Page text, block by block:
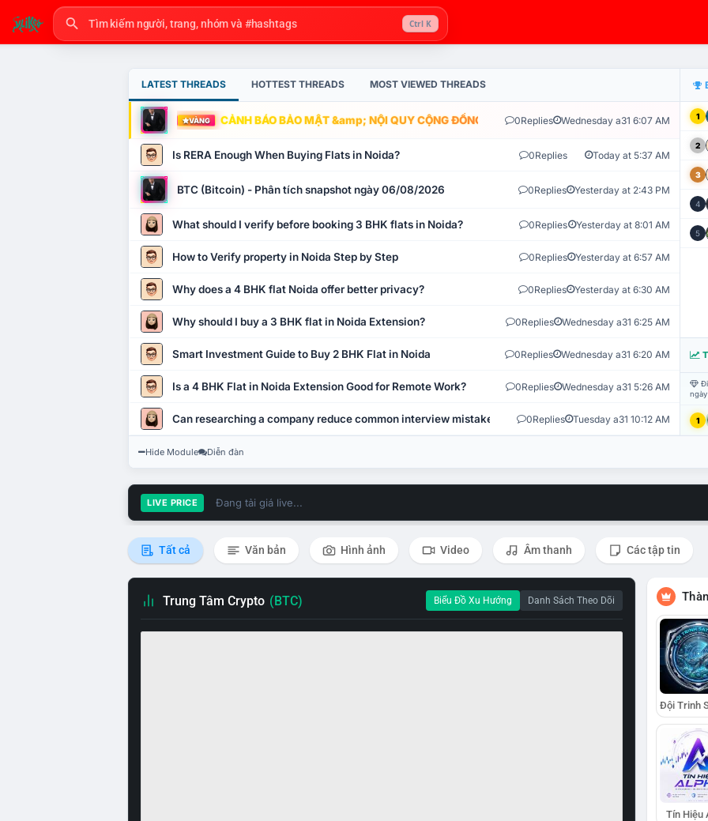
Ctrl K
LATEST THREADS HOTTEST THREADS MOST VIEWED THREADS
VÀNG CẢNH BÁO BẢO MẬT &amp; NỘI QUY CỘNG ĐỒNG VLIKE.VN: HỆ THỐNG GIÁM SÁT TỰ
0Replies Wednesday a31 6:07 AM
Is RERA Enough When Buying Flats in Noida? 0Replies Today at 5:37 AM
BTC (Bitcoin) - Phân tích snapshot ngày 06/08/2026 0Replies Yesterday at 2:43 PM
What should I verify before booking 3 BHK flats in Noida? 0Replies Yesterday at 8:01 AM
How to Verify property in Noida Step by Step 0Replies Yesterday at 6:57 AM
Why does a 4 BHK flat Noida offer better privacy? 0Replies Yesterday at 6:30 AM
Why should I buy a 3 BHK flat in Noida Extension? 0Replies Wednesday a31 6:25 AM
Smart Investment Guide to Buy 2 BHK Flat in Noida 0Replies Wednesday a31 6:20 AM
Is a 4 BHK Flat in Noida Extension Good for Remote Work? 0Replies Wednesday a31 5:26 AM
Can researching a company reduce common interview mistakes? 0Replies Tuesday a31 10:12 AM
1
2
3
4
5
1
Hide Module Diễn đàn
LIVE PRICE Đang tải giá live...
Tất cả Văn bản Hình ảnh Video Âm thanh Các tập tin
Trung Tâm Crypto (BTC) Biểu Đồ Xu Hướng Danh Sách Theo Dõi
Tín Hiệu